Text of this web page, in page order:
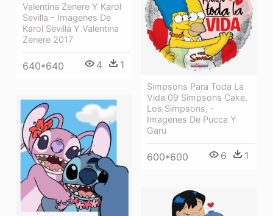
Valentina Zenere Y Karol
Sevilla - Imagenes De
Karol Sevilla Y Valentina
Zenere 2017
640*640 4 1
Simpsons Para Toda La
Vida 09 Simpsons Cake,
Los Simpsons, -
Imagenes De Pucca Y
Garu
600*600 6 1